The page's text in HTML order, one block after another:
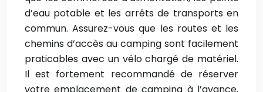
d’eau potable et les arrêts de transports en
commun. Assurez-vous que les routes et les
chemins d’accès au camping sont facilement
praticables avec un vélo chargé de matériel.
Il est fortement recommandé de réserver
votre emplacement de camping à l’avance,